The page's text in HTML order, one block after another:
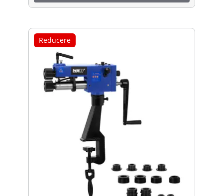
Reducere